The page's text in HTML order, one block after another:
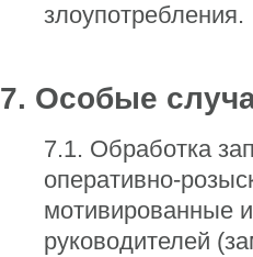
злоупотребления.
7. Особые
7.1. Обработка
оперативно-
мотивированные
руководителей